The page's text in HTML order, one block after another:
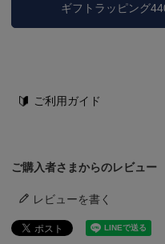
ギフトラッピング
ご利用ガイド
ご購入者さまからのレビュー
レビューを書く